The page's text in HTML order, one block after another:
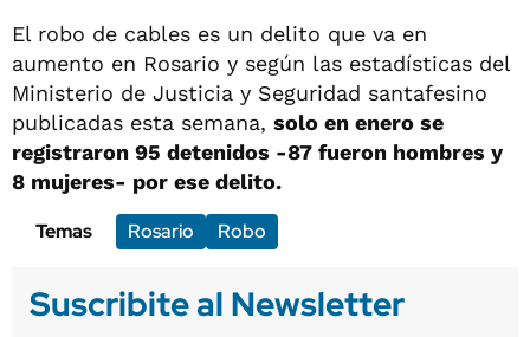
El robo de cables es un delito que va en
aumento en Rosario y según las estadísticas del
Ministerio de Justicia y Seguridad santafesino
publicadas esta semana, solo en enero se
registraron 95 detenidos -87 fueron hombres y
8 mujeres- por ese delito.
Temas
Rosario Robo
Suscribite al Newsletter